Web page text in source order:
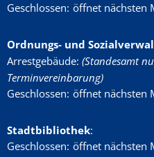
Klicken, um weitere Öffnungs-
Geschlossen: öffnet nächsten
Ordnungs- und
Arrestgebäude: (Standesamt
Terminvereinbarung)
Klicken, um weitere Öffnungs-
Geschlossen: öffnet nächsten
Stadtbibliothek:
Klicken, um weitere Öffnungs-
Geschlossen: öffnet nächsten